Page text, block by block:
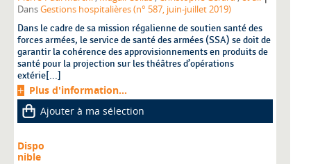
DansGestions hospitalières (n° 587, juin-juillet 2019)
Dans le cadre de sa mission régalienne de soutien santé des
forces armées, le service de santé des armées (SSA) se doit de
garantir la cohérence des approvisionnements en produits de
santé pour la projection sur les théâtres d’opérations
extérie[...]
Plus d'information...
Ajouter à ma sélection
Dispo
nible